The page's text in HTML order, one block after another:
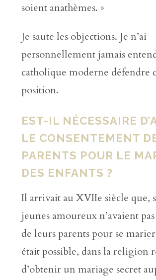
soient anathèmes. »
Je saute les objections. Je n’ai
personnellement jamais
catholique moderne défendre
position.
EST-IL NÉCESSAIRE
LE CONSENTEMENT
PARENTS POUR LE
DES ENFANTS ?
Il arrivait au XVIIe siècle que,
jeunes amoureux n’avaient pas
de leurs parents pour se
était possible, dans la religion
d’obtenir un mariage secret